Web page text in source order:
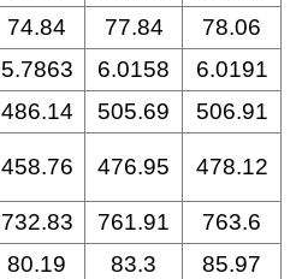
74.84 77.84
78.06
5.7863 6.0158
6.0191
486.14 505.69
506.91
458.76 476.95 478.12
732.83 761.91
763.6
80.19 83.3
85.97